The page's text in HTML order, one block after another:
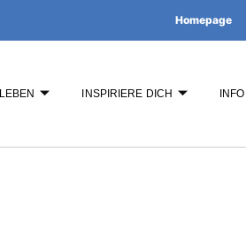
Homepage
INSPIRIERE DICH INFO